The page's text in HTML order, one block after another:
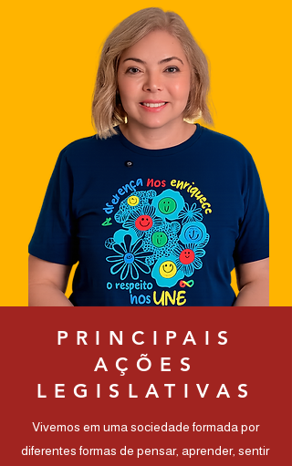
PRINCIPAIS
AÇÕES
LEGISLATIVAS
Vivemos em uma sociedade formada por
diferentes formas de pensar, aprender, sentir